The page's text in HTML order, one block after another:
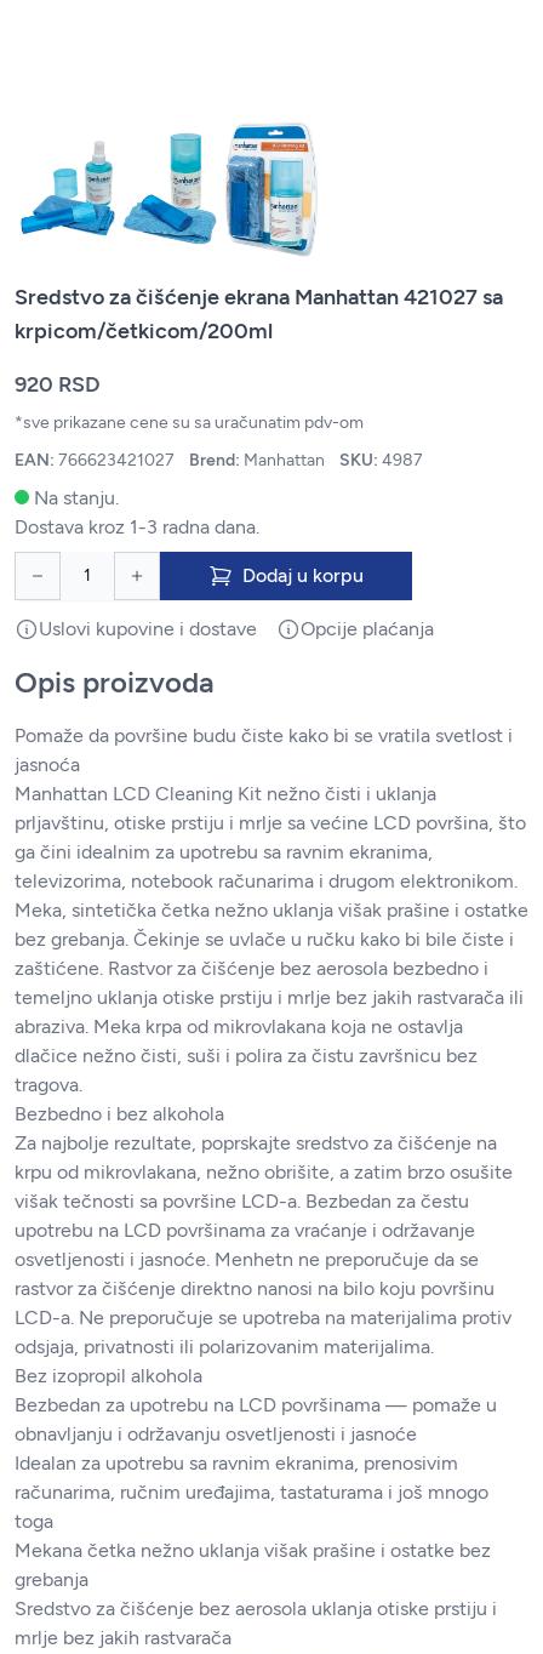
Sredstvo za čišćenje ekrana Manhattan 421027 sa
krpicom/četkicom/200ml
920 RSD
*sve prikazane cene su sa uračunatim pdv-om
EAN: 766623421027 Brend: Manhattan SKU: 4987
Na stanju.
Dostava kroz 1-3 radna dana.
Dodaj u korpu
Uslovi kupovine i dostave Opcije plaćanja
Opis proizvoda
Pomaže da površine budu čiste kako bi se vratila svetlost i
jasnoća
Manhattan LCD Cleaning Kit nežno čisti i uklanja
prljavštinu, otiske prstiju i mrlje sa većine LCD površina, što
ga čini idealnim za upotrebu sa ravnim ekranima,
televizorima, notebook računarima i drugom elektronikom.
Meka, sintetička četka nežno uklanja višak prašine i ostatke
bez grebanja. Čekinje se uvlače u ručku kako bi bile čiste i
zaštićene. Rastvor za čišćenje bez aerosola bezbedno i
temeljno uklanja otiske prstiju i mrlje bez jakih rastvarača ili
abraziva. Meka krpa od mikrovlakana koja ne ostavlja
dlačice nežno čisti, suši i polira za čistu završnicu bez
tragova.
Bezbedno i bez alkohola
Za najbolje rezultate, poprskajte sredstvo za čišćenje na
krpu od mikrovlakana, nežno obrišite, a zatim brzo osušite
višak tečnosti sa površine LCD-a. Bezbedan za čestu
upotrebu na LCD površinama za vraćanje i održavanje
osvetljenosti i jasnoće. Menhetn ne preporučuje da se
rastvor za čišćenje direktno nanosi na bilo koju površinu
LCD-a. Ne preporučuje se upotreba na materijalima protiv
odsjaja, privatnosti ili polarizovanim materijalima.
Bez izopropil alkohola
Bezbedan za upotrebu na LCD površinama — pomaže u
obnavljanju i održavanju osvetljenosti i jasnoće
Idealan za upotrebu sa ravnim ekranima, prenosivim
računarima, ručnim uređajima, tastaturama i još mnogo
toga
Mekana četka nežno uklanja višak prašine i ostatke bez
grebanja
Sredstvo za čišćenje bez aerosola uklanja otiske prstiju i
mrlje bez jakih rastvarača